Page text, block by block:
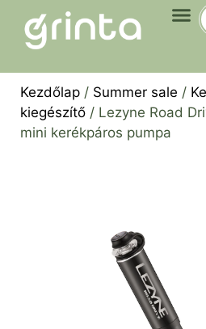
Kezdőlap / Summer sale /
kiegészítő / Lezyne Road
mini kerékpáros pumpa